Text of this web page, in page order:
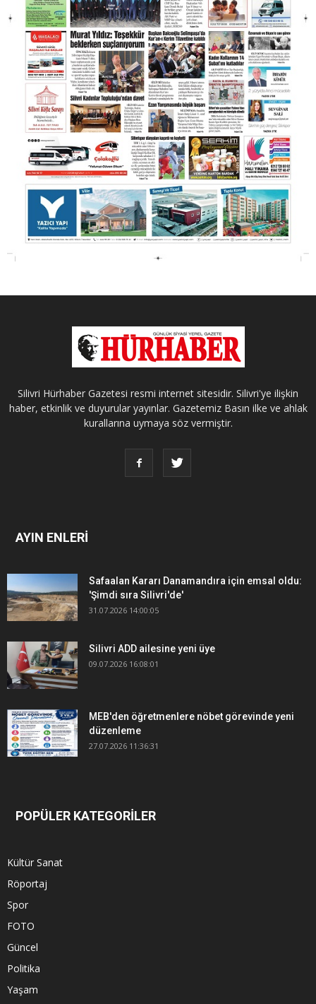
Silivri Hürhaber Gazetesi resmi internet sitesidir. Silivri'ye ilişkin
haber, etkinlik ve duyurular yayınlar. Gazetemiz Basın ilke ve ahlak
kurallarına uymaya söz vermiştir.
AYIN ENLERİ
Safaalan Kararı Danamandıra için emsal oldu:
'Şimdi sıra Silivri'de'
31.07.2026 14:00:05
Silivri ADD ailesine yeni üye
09.07.2026 16:08:01
MEB'den öğretmenlere nöbet görevinde yeni
düzenleme
27.07.2026 11:36:31
POPÜLER KATEGORİLER
Kültür Sanat
Röportaj
Spor
FOTO
Güncel
Politika
Yaşam